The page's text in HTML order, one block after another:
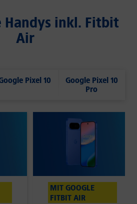
Handys inkl. Fitbit
Air
Pixel 10
Google Pixel 10
Pro
MIT GOOGLE
FITBIT AIR